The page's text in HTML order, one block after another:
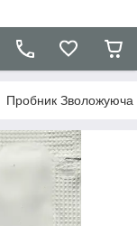
Пробник Зволожуюча